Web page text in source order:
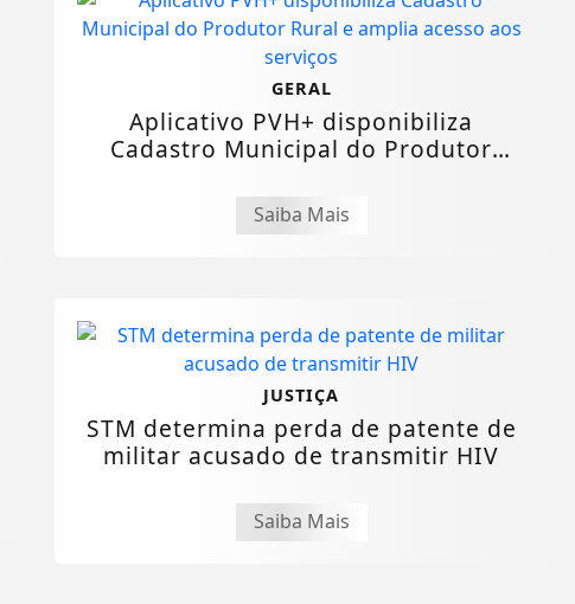
GERAL
Aplicativo PVH+ disponibiliza
Cadastro Municipal do Produtor
Saiba Mais
JUSTIÇA
STM determina perda de patente de
militar acusado de transmitir HIV
Saiba Mais